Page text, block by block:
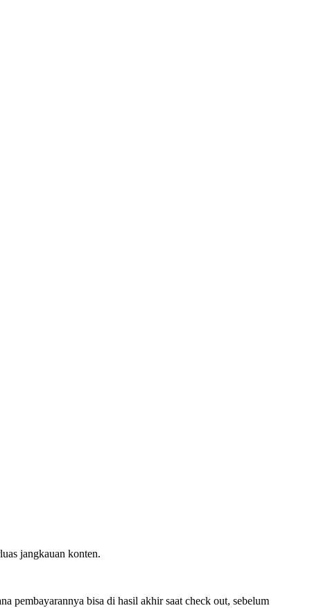
jangkauan konten.
pembayarannya bisa di hasil akhir saat check out, sebelum